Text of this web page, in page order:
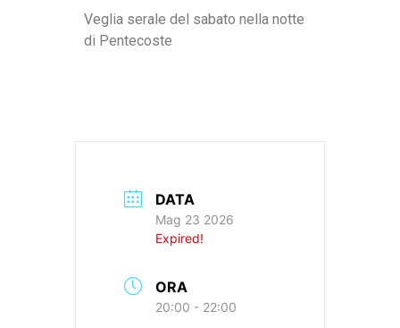
Veglia serale del sabato nella notte
di Pentecoste
DATA
Mag 23 2026
Expired!
ORA
20:00 - 22:00